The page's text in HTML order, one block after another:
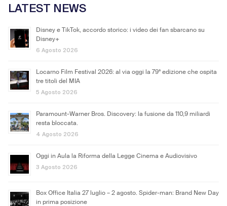
LATEST NEWS
Disney e TikTok, accordo storico: i video dei fan sbarcano su
Disney+
6 Agosto 2026
Locarno Film Festival 2026: al via oggi la 79ª edizione che ospita
tre titoli del MIA
5 Agosto 2026
Paramount-Warner Bros. Discovery: la fusione da 110,9 miliardi
resta bloccata.
4 Agosto 2026
Oggi in Aula la Riforma della Legge Cinema e Audiovisivo
3 Agosto 2026
Box Office Italia 27 luglio – 2 agosto. Spider-man: Brand New Day
in prima posizione